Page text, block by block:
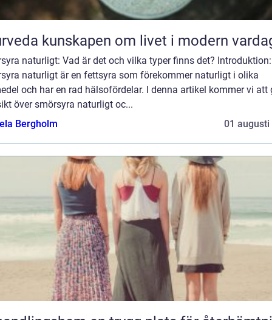
Ayurveda kunskapen om livet i modern
naturligt: Vad är det och vilka typer finns det? Introduktion:
naturligt är en fettsyra som förekommer naturligt i olika
och har en rad hälsofördelar. I denna artikel kommer vi att
över smörsyra naturligt oc...
Bergholm
01 augusti